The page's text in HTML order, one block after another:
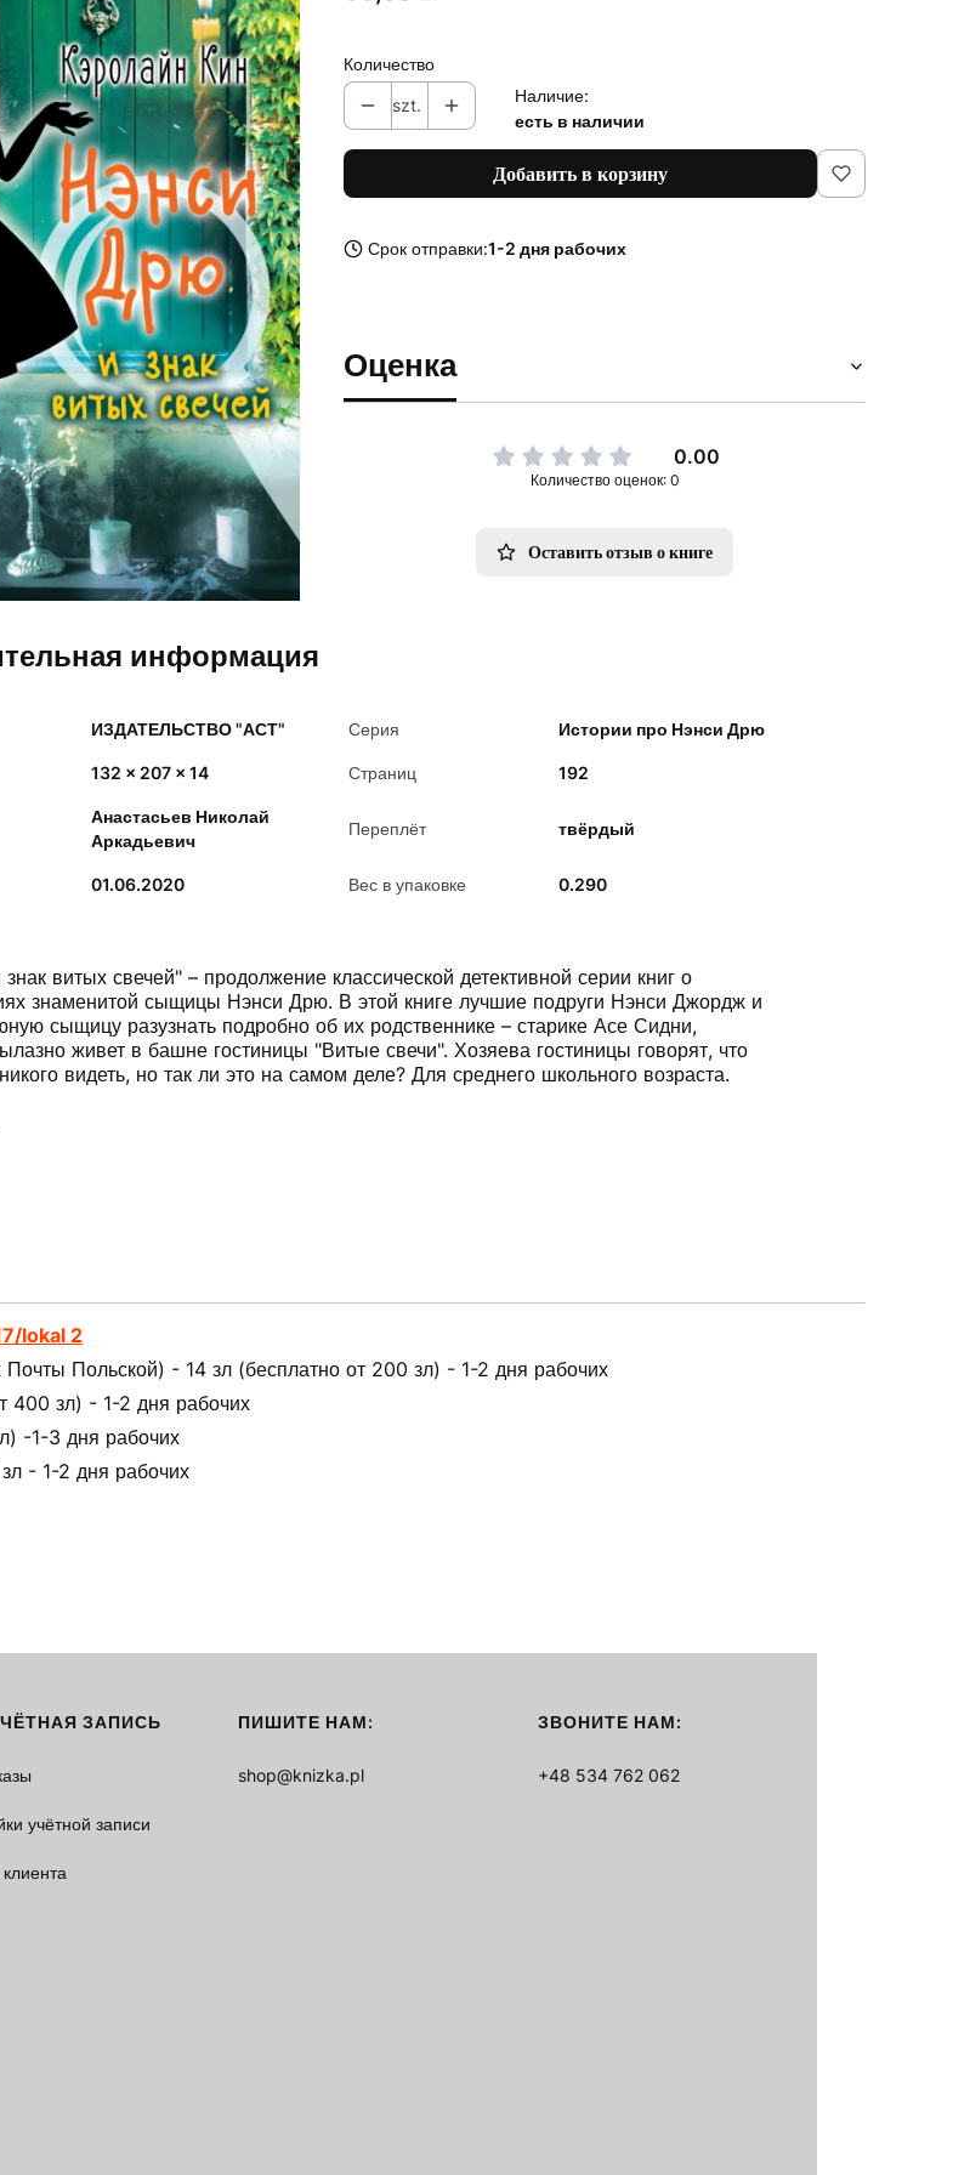
Количество
szt.
Наличие:
есть в наличии
Добавить в корзину
Срок отправки:1-2 дня рабочих
Оценка
0.00
Количество оценок: 0
Оставить отзыв о книге
информация
ИЗДАТЕЛЬСТВО "АСТ" Серия Истории про Нэнси Дрю
132 x 207 x 14 Страниц 192
Анастасьев Николай
Аркадьевич
Переплёт твёрдый
01.06.2020 Вес в упаковке 0.290
витых свечей" – продолжение классической детективной серии книг о
знаменитой сыщицы Нэнси Дрю. В этой книге лучшие подруги Нэнси Джордж и
сыщицу разузнать подробно об их родственнике – старике Асе Сидни,
живет в башне гостиницы "Витые свечи". Хозяева гостиницы говорят, что
видеть, но так ли это на самом деле? Для среднего школьного возраста.
lokal 2
Польской) - 14 зл (бесплатно от 200 зл) - 1-2 дня рабочих
зл) - 1-2 дня рабочих
-1-3 дня рабочих
- 1-2 дня рабочих
ЗАПИСЬ
учётной записи
ПИШИТЕ НАМ:
shop@knizka.pl
ЗВОНИТЕ НАМ:
+48 534 762 062